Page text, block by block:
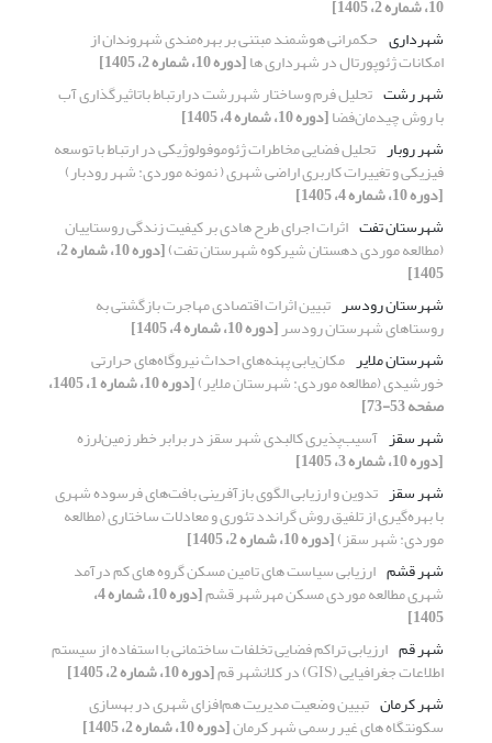
10، شماره 2، 1405]
شهرداری حکمرانی هوشمند مبتنی بر بهره‌مندی شهروندان از
امکانات ژئوپورتال در شهرداری ها[دوره 10، شماره 2، 1405]
شهر رشت تحلیل فرم وساختار شهررشت درارتباط باتاثیرگذاری آب
با روش چیدمان‌فضا[دوره 10، شماره 4، 1405]
شهر روبار تحلیل فضایی مخاطرات ژئوموفولوژیکی در ارتباط با توسعه
فیزیکی و تغییرات کاربری اراضی شهری ( نمونه موردی: شهر رودبار)
[دوره 10، شماره 4، 1405]
شهرستان تفت اثرات اجرای طرح هادی بر کیفیت زندگی روستاییان
(مطالعه موردی دهستان شیرکوه شهرستان تفت) [دوره 10، شماره 2،
1405]
شهرستان رودسر تبیین اثرات اقتصادی مهاجرت بازگشتی به
روستاهای شهرستان رودسر[دوره 10، شماره 4، 1405]
شهرستان ملایر مکان‌یابی پهنه‌های احداث نیروگاه‌های حرارتی
خورشیدی (مطالعه موردی: شهرستان ملایر) [دوره 10، شماره 1، 1405،
صفحه 53-73]
شهر سقز آسیب‌پذیری کالبدی شهر سقز در برابر خطر زمین‌لرزه
[دوره 10، شماره 3، 1405]
شهر سقز تدوین و ارزیابی الگوی بازآفرینی بافت‌های فرسوده شهری
با بهر‌ه‌گیری از تلفیق روش گراندد تئوری و معادلات ساختاری (مطالعه
موردی: شهر سقز)[دوره 10، شماره 2، 1405]
شهر قشم ارزیابی سیاست های تامین مسکن گروه های کم درآمد
شهری مطالعه موردی مسکن مهرشهر قشم [دوره 10، شماره 4،
1405]
شهر قم ارزیابی تراکم فضایی تخلفات ساختمانی با استفاده از سیستم
اطلاعات جغرافیایی (GIS) در کلانشهر قم
[دوره 10، شماره 2، 1405]
شهر کرمان تبیین وضعیت مدیریت هم‌افزای شهری در بهسازی
سکونتگاه های غیر رسمی شهر کرمان[دوره 10، شماره 2، 1405]